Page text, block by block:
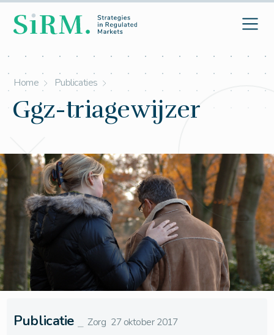
Home Publicaties
Ggz-triagewijzer
Publicatie Zorg 27 oktober 2017